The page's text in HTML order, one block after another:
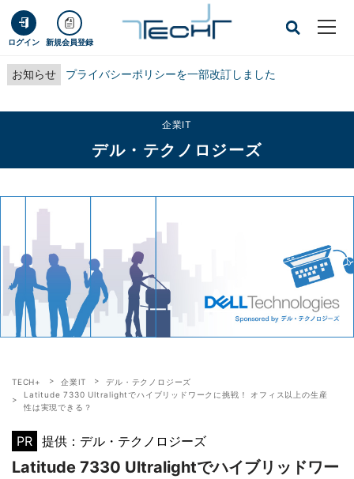
ログイン 新規会員登録
お知らせ プライバシーポリシーを一部改訂しました
企業IT
デル・テクノロジーズ
TECH+ 企業IT
デル・テクノロジーズ
Latitude 7330 Ultralightでハイブリッドワークに挑戦！ オフィス以上の生産
性は実現できる？
PR 提供：デル・テクノロジーズ
Latitude 7330 Ultralightでハイブリッドワー